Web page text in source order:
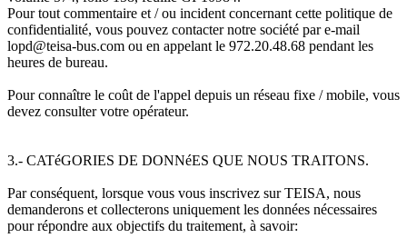
Pour tout commentaire et / ou incident concernant cette politique de
confidentialité, vous pouvez contacter notre société par e-mail
lopd@teisa-bus.com ou en appelant le 972.20.48.68 pendant les
heures de bureau.
Pour connaître le coût de l'appel depuis un réseau fixe / mobile, vous
devez consulter votre opérateur.
3.- CATéGORIES DE DONNéES QUE NOUS TRAITONS.
Par conséquent, lorsque vous vous inscrivez sur TEISA, nous
demanderons et collecterons uniquement les données nécessaires
pour répondre aux objectifs du traitement, à savoir: